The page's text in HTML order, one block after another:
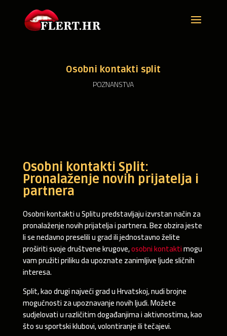
Osobni kontakti split
POZNANSTVA
Osobni kontakti Split:
Pronalaženje novih prijatelja i
partnera
Osobni kontakti u Splitu predstavljaju izvrstan način za
pronalaženje novih prijatelja i partnera. Bez obzira jeste
li se nedavno preselili u grad ili jednostavno želite
proširiti svoje društvene krugove,osobni kontaktimogu
vam pružiti priliku da upoznate zanimljive ljude sličnih
interesa.
Split, kao drugi najveći grad u Hrvatskoj, nudi brojne
mogućnosti za upoznavanje novih ljudi. Možete
sudjelovati u različitim događanjima i aktivnostima, kao
što su sportski klubovi, volontiranje ili tečajevi.